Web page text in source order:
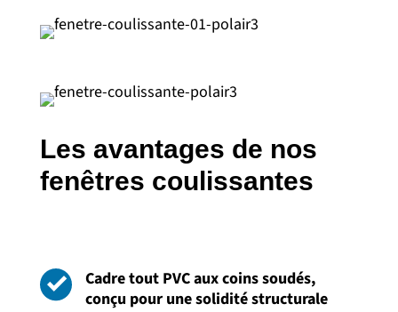
Les avantages de nos
fenêtres coulissantes
Cadre tout PVC aux coins soudés,
conçu pour une solidité structurale